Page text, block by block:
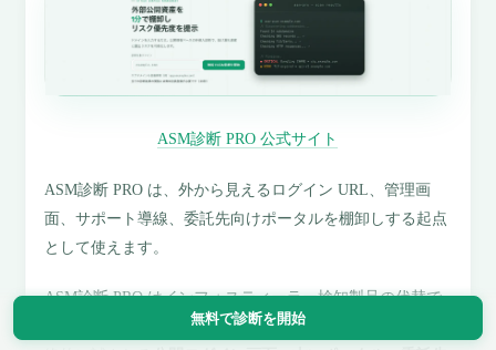
無料で診断を開始
ASM診断 PRO 公式サイト
ASM診断 PRO は、外から見えるログイン URL、管理画
面、サポート導線、委託先向けポータルを棚卸しする起点
として使えます。
ASM診断 PRO はインフォスティーラー検知製品の代替で
はありません。ただし、抜かれた Cookie や資格情報が最